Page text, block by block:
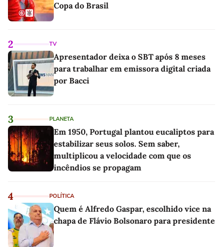
Copa do Brasil
2 TV
Apresentador deixa o SBT após 8 meses
para trabalhar em emissora digital criada
por Bacci
3 PLANETA
Em 1950, Portugal plantou eucaliptos para
estabilizar seus solos. Sem saber,
multiplicou a velocidade com que os
incêndios se propagam
4 POLÍTICA
Quem é Alfredo Gaspar, escolhido vice na
chapa de Flávio Bolsonaro para presidente